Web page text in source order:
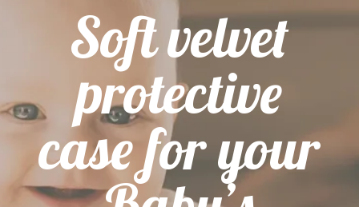
Soft velvet
protective
case for your